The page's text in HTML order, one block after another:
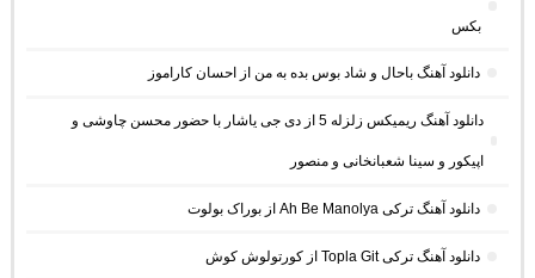
بکس
دانلود آهنگ باحال و شاد بوس بده به من از احسان کاراموز
دانلود آهنگ ریمیکس زلزله 5 از دی جی یاشار با حضور محسن چاوشی و
اپیکور و سینا شعبانخانی و منصور
دانلود آهنگ ترکی Ah Be Manolya از بوراک بولوت
دانلود آهنگ ترکی Topla Git از کورتولوش کوش